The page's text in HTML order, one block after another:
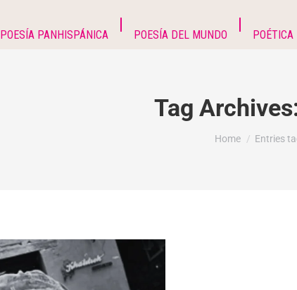
POESÍA PANHISPÁNICA POESÍA DEL MUNDO POÉTICA
Tag
You are here:
Home Entries